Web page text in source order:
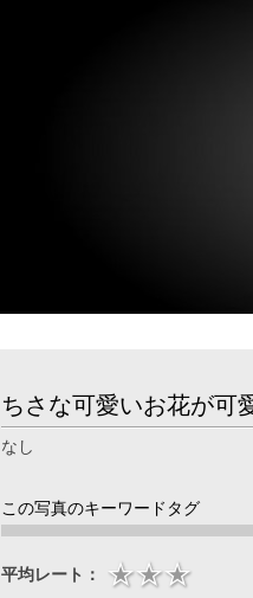
ちさな可愛いお花が可
なし
この写真のキーワードタグ
平均レート：